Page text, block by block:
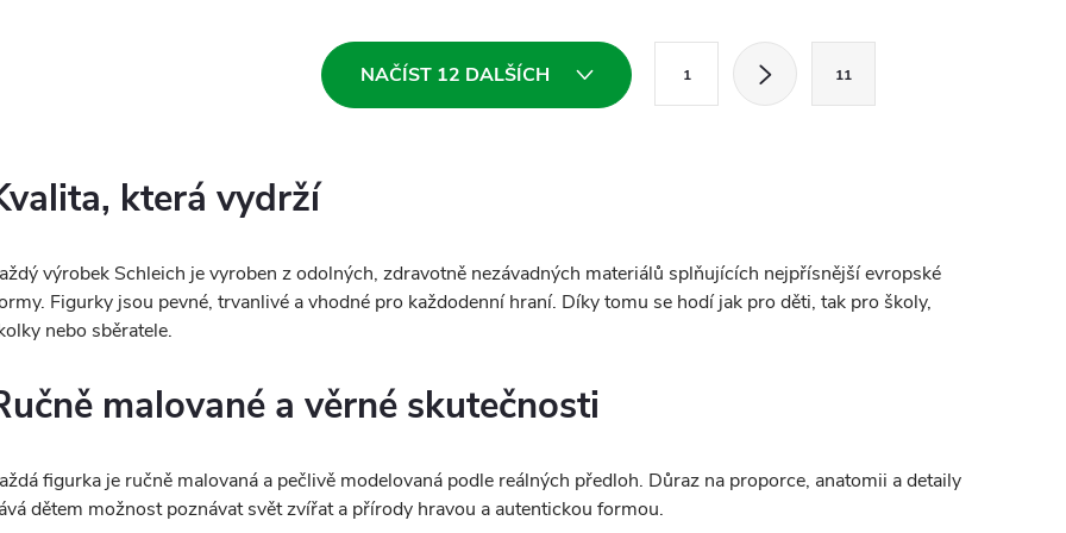
NAČÍST 12 DALŠÍCH
o
1 11
která vydrží
výrobek Schleich je vyroben z odolných, zdravotně nezávadných materiálů splňujících nejpřísnější evropské
Figurky jsou pevné, trvanlivé a vhodné pro každodenní hraní. Díky tomu se hodí jak pro děti, tak pro školy,
nebo sběratele.
malované a věrné skutečnosti
figurka je ručně malovaná a pečlivě modelovaná podle reálných předloh. Důraz na proporce, anatomii a detaily
dětem možnost poznávat svět zvířat a přírody hravou a autentickou formou.